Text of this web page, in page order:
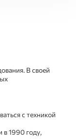
В своей
с техникой
в 1990 году,